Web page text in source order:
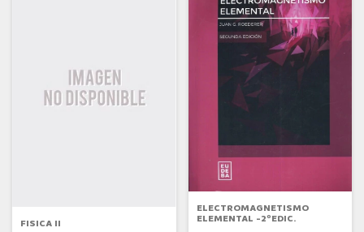
FISICA II
ELECTROMAGNETISMO
ELEMENTAL -2ºEDIC.